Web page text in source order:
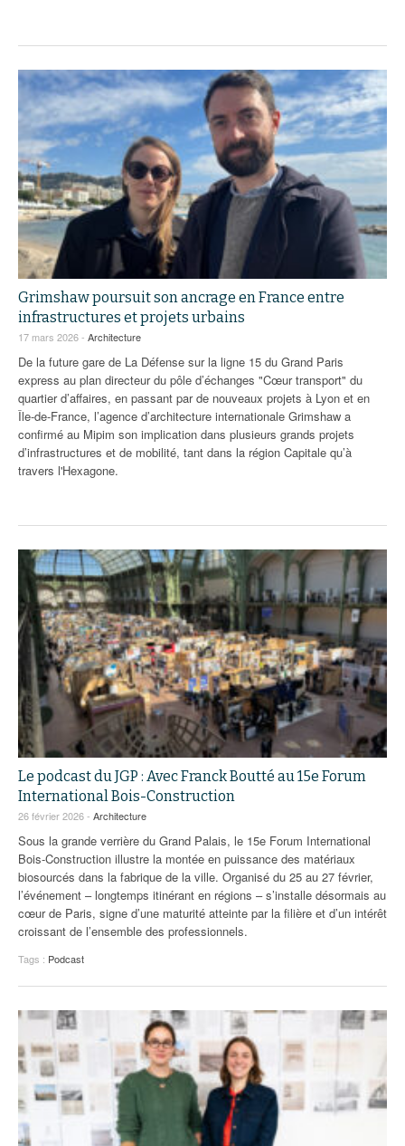
Grimshaw poursuit son ancrage en France entre
infrastructures et projets urbains
17 mars 2026 - Architecture
De la future gare de La Défense sur la ligne 15 du Grand Paris
express au plan directeur du pôle d’échanges "Cœur transport" du
quartier d’affaires, en passant par de nouveaux projets à Lyon et en
Île-de-France, l’agence d’architecture internationale Grimshaw a
confirmé au Mipim son implication dans plusieurs grands projets
d’infrastructures et de mobilité, tant dans la région Capitale qu’à
travers l'Hexagone.
Le podcast du JGP : Avec Franck Boutté au 15e Forum
International Bois-Construction
26 février 2026 - Architecture
Sous la grande verrière du Grand Palais, le 15e Forum International
Bois-Construction illustre la montée en puissance des matériaux
biosourcés dans la fabrique de la ville. Organisé du 25 au 27 février,
l’événement – longtemps itinérant en régions – s’installe désormais au
cœur de Paris, signe d’une maturité atteinte par la filière et d’un intérêt
croissant de l’ensemble des professionnels.
Tags : Podcast